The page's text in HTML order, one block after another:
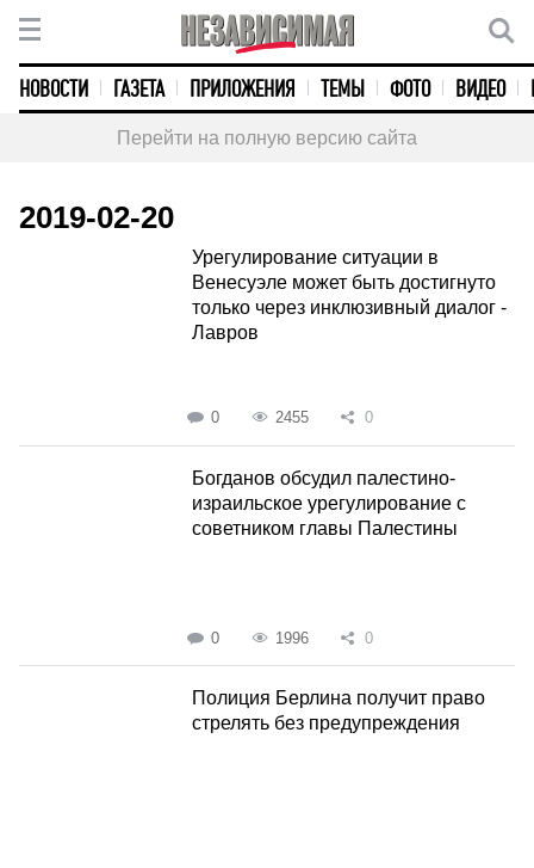
НОВОСТИ ГАЗЕТА ПРИЛОЖЕНИЯ ТЕМЫ ФОТО ВИДЕО
Перейти на полную версию сайта
2019-02-20
Урегулирование ситуации в
Венесуэле может быть достигнуто
только через инклюзивный диалог -
Лавров
0 2455 0
Богданов обсудил палестино-
израильское урегулирование с
советником главы Палестины
0 1996 0
Полиция Берлина получит право
стрелять без предупреждения